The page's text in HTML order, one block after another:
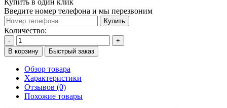
Введите номер телефона и мы перезвоним
Купить
Количество:
-
+
В корзину
Быстрый заказ
Обзор товара
Характеристики
Отзывов (0)
Похожие товары